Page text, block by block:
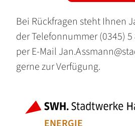
Bei Rückfragen steht Ihnen
der Telefonnummer (0345)
per E-Mail
gerne zur Verfügung.
Bereiche der